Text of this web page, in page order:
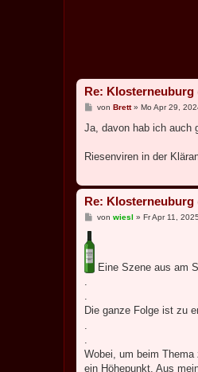
Re: Klosterneuburg
B
i
a
von Brett» Mo Apr 29,
Ja, davon hab ich auch
Riesenviren in der
Re: Klosterneuburg
B
t
g
von wiesl » Fr Apr 11,
Eine Szene aus am
Die ganze Folge ist zu
.
.
Wobei, um beim
ein Höhepunkt. Aus